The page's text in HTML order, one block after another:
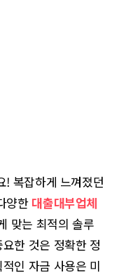
! 복잡하게 느껴졌던
양한 대출대부업체
맞는 최적의 솔루
한 것은 정확한 정
인 자금 사용은 미